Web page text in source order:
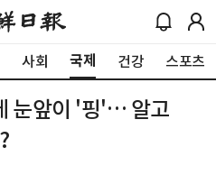
사회 국제 건강 스포츠
눈앞이 '핑'… 알고